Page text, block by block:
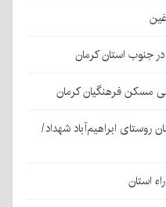
جنوب استان کرمان
مسکن فرهنگیان کرمان
ابراهیم‌آباد شهداد/
استان